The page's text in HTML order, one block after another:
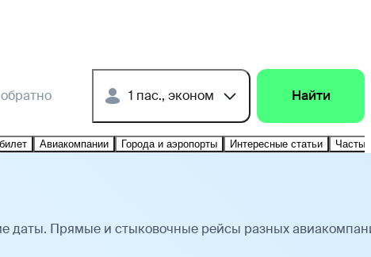
1 пас., эконом Найти
Авиакомпании Города и аэропорты Интересные статьи
даты. Прямые и стыковочные рейсы разных